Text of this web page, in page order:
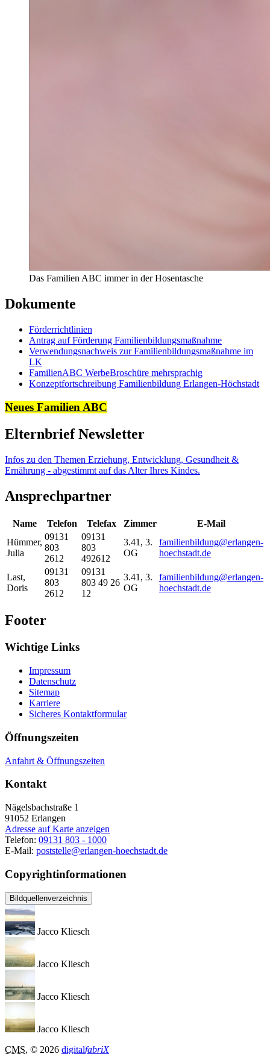
Das Familien ABC immer in der Hosentasche
Dokumente
Förderrichtlinien
Antrag auf Förderung Familienbildungsmaßnahme
Verwendungsnachweis zur Familienbildungsmaßnahme im
LK
FamilienABC WerbeBroschüre mehrsprachig
Konzeptfortschreibung Familienbildung Erlangen-Höchstadt
Neues Familien ABC
Elternbrief Newsletter
Infos zu den Themen Erziehung, Entwicklung, Gesundheit &
Ernährung - abgestimmt auf das Alter Ihres Kindes.
Ansprechpartner
Name Telefon Telefax Zimmer
E-Mail
Hümmer,
Julia
09131
803
2612
09131
803
492612
3.41, 3.
OG
familienbildung@erlangen-
hoechstadt.de
Last,
Doris
09131
803
2612
09131
803 49 26
12
3.41, 3.
OG
familienbildung@erlangen-
hoechstadt.de
Footer
Wichtige Links
Impressum
Datenschutz
Sitemap
Karriere
Sicheres Kontaktformular
Öffnungszeiten
Anfahrt & Öffnungszeiten
Kontakt
Nägelsbachstraße 1
91052 Erlangen
Adresse auf Karte anzeigen
Telefon: 09131 803 - 1000
E-Mail: poststelle@erlangen-hoechstadt.de
Copyrightinformationen
Bildquellenverzeichnis
Jacco Kliesch
Jacco Kliesch
Jacco Kliesch
Jacco Kliesch
CMS, © 2026 digitalfabriX